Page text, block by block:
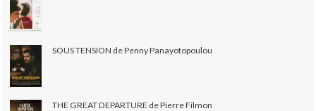
SOUS TENSION de Penny Panayotopoulou
THE GREAT DEPARTURE de Pierre Filmon